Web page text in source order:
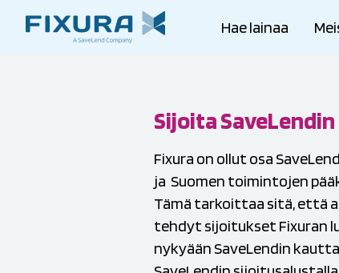
Skip to content
Hae lainaa
Sijoita
Fixura on ollut osa
ja Suomen toimintojen
Tämä tarkoittaa sitä, että
tehdyt sijoitukset Fixuran
nykyään SaveLendin